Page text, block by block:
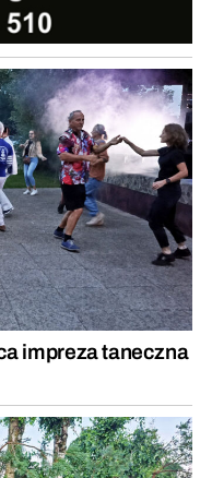
impreza taneczna